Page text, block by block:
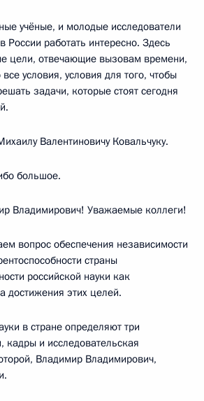
учёные, и молодые исследователи
России работать интересно. Здесь
цели, отвечающие вызовам времени,
условия, условия для того, чтобы
задачи, которые стоят сегодня
Валентиновичу Ковальчуку.
большое.
Владимирович! Уважаемые коллеги!
вопрос обеспечения независимости
страны
российской науки как
достижения этих целей.
в стране определяют три
кадры и исследовательская
Владимир Владимирович,